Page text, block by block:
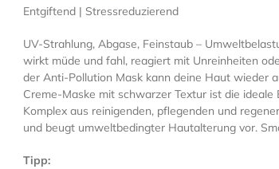
Entgiftend | Stressreduzierend
UV-Strahlung, Abgase, Feinstaub –
wirkt müde und fahl, reagiert mit Unreinheiten
der Anti-Pollution Mask kann deine Haut wieder
Creme-Maske mit schwarzer Textur ist die
Komplex aus reinigenden, pflegenden und
und beugt umweltbedingter Hautalterung vor.
Tipp: